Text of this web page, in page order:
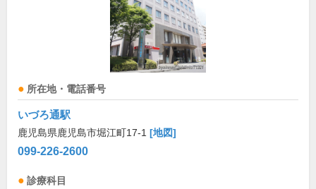
所在地・電話番号
いづろ通駅
鹿児島県鹿児島市堀江町17-1 [地図]
099-226-2600
診療科目